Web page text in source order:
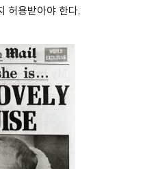
허용받아야 한다.